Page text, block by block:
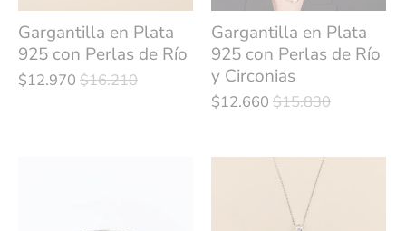
Gargantilla en Plata
925 con Perlas de Río
$12.970 $16.210
Gargantilla en Plata
925 con Perlas de Río
y Circonias
$12.660 $15.830